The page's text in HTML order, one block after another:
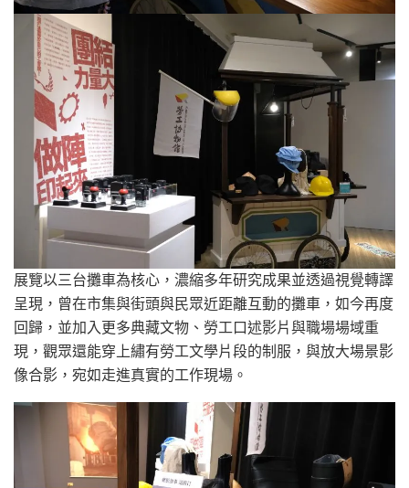
展覽以三台攤車為核心，濃縮多年研究成果並透過視覺轉譯
呈現，曾在市集與街頭與民眾近距離互動的攤車，如今再度
回歸，並加入更多典藏文物、勞工口述影片與職場場域重
現，觀眾還能穿上繡有勞工文學片段的制服，與放大場景影
像合影，宛如走進真實的工作現場。